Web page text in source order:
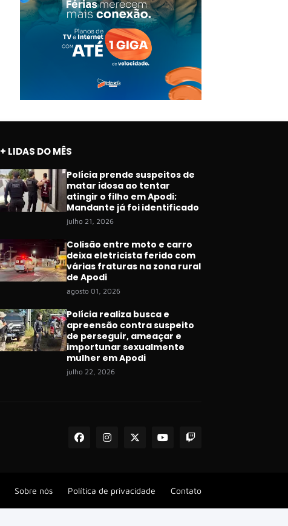
+ LIDAS DO MÊS
Polícia prende suspeitos de
matar idosa ao tentar
atingir o filho em Apodi;
Mandante já foi identificado
julho 21, 2026
Colisão entre moto e carro
deixa eletricista ferido com
várias fraturas na zona rural
de Apodi
agosto 01, 2026
Polícia realiza busca e
apreensão contra suspeito
de perseguir, ameaçar e
importunar sexualmente
mulher em Apodi
julho 22, 2026
Sobre nós Política de privacidade Contato